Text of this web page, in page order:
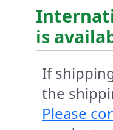
is
If
the
Please